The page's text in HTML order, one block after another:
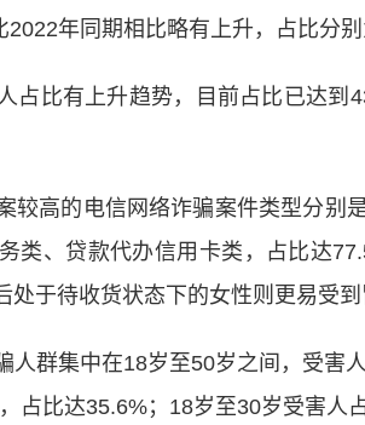
年同期相比略有上升，占比分别
比有上升趋势，目前占比已达到
高的电信网络诈骗案件类型分别是
类、贷款代办信用卡类，占比达
于待收货状态下的女性则更易受到
群集中在18岁至50岁之间，受害
占比达35.6%；18岁至30岁受害人